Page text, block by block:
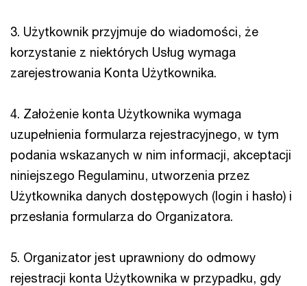
3. Użytkownik przyjmuje do wiadomości, że
korzystanie z niektórych Usług wymaga
zarejestrowania Konta Użytkownika.
4. Założenie konta Użytkownika wymaga
uzupełnienia formularza rejestracyjnego, w tym
podania wskazanych w nim informacji, akceptacji
niniejszego Regulaminu, utworzenia przez
Użytkownika danych dostępowych (login i hasło) i
przesłania formularza do Organizatora.
5. Organizator jest uprawniony do odmowy
rejestracji konta Użytkownika w przypadku, gdy